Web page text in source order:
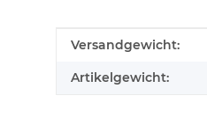
Produkteigenschaft
Wert
Versandgewicht:
Artikelgewicht: